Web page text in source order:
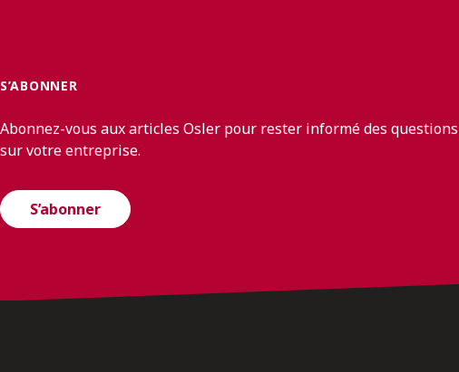
S’ABONNER
Abonnez-vous aux articles Osler pour rester informé des
sur votre entreprise.
S’abonner